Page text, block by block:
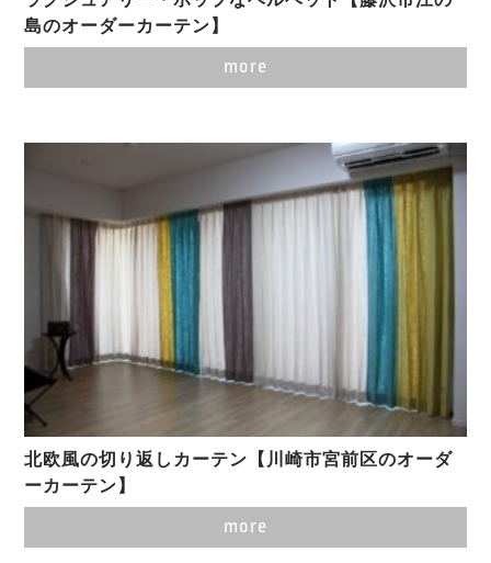
島のオーダーカーテン】
more
北欧風の切り返しカーテン【川崎市宮前区のオーダ
ーカーテン】
more